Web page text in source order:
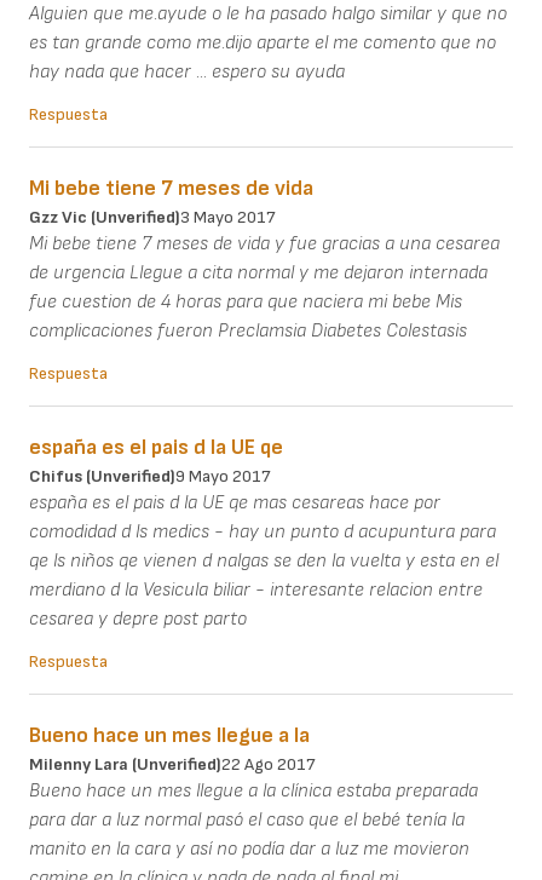
Alguien que me.ayude o le ha pasado halgo similar y que no
es tan grande como me.dijo aparte el me comento que no
hay nada que hacer ... espero su ayuda
Respuesta
Mi bebe tiene 7 meses de vida
Gzz Vic (unverified)3 Mayo 2017
Mi bebe tiene 7 meses de vida y fue gracias a una cesarea
de urgencia Llegue a cita normal y me dejaron internada
fue cuestion de 4 horas para que naciera mi bebe Mis
complicaciones fueron Preclamsia Diabetes Colestasis
Respuesta
españa es el pais d la UE qe
Chifus (unverified)9 Mayo 2017
españa es el pais d la UE qe mas cesareas hace por
comodidad d ls medics - hay un punto d acupuntura para
qe ls niños qe vienen d nalgas se den la vuelta y esta en el
merdiano d la Vesicula biliar - interesante relacion entre
cesarea y depre post parto
Respuesta
Bueno hace un mes llegue a la
Milenny Lara (unverified)22 Ago 2017
Bueno hace un mes llegue a la clínica estaba preparada
para dar a luz normal pasó el caso que el bebé tenía la
manito en la cara y así no podía dar a luz me movieron